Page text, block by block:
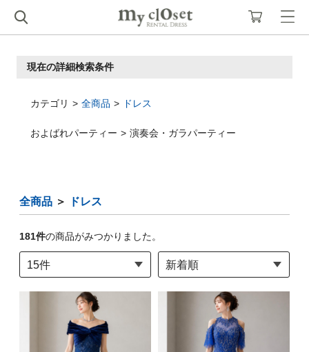
現在の詳細検索条件
カテゴリ 全商品 ドレス
およばれパーティー 演奏会・ガラパーティー
全商品 ＞ ドレス
181件の商品がみつかりました。